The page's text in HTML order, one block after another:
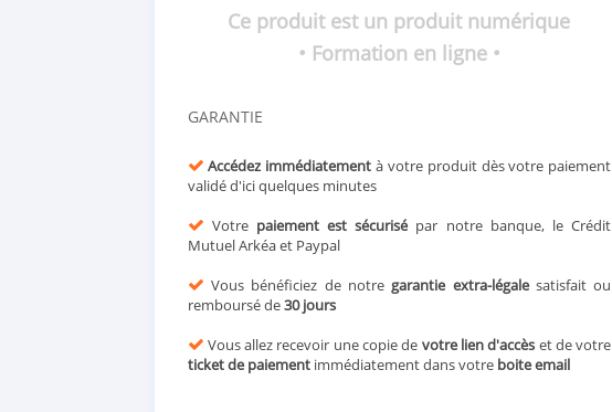
Ce produit est un produit numérique
• Formation en ligne •
GARANTIE
Accédez immédiatement à votre produit dès votre paiement
validé d'ici quelques minutes
Votre paiement est sécurisé par notre banque, le Crédit
Mutuel Arkéa et Paypal
Vous bénéficiez de notregarantie extra-légalesatisfait ou
remboursé de30 jours
Vous allez recevoir une copie de votre lien d'accès et de votre
ticket de paiementimmédiatement dans votre boite email